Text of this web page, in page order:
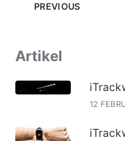
PREVIOUS
Artikel
12